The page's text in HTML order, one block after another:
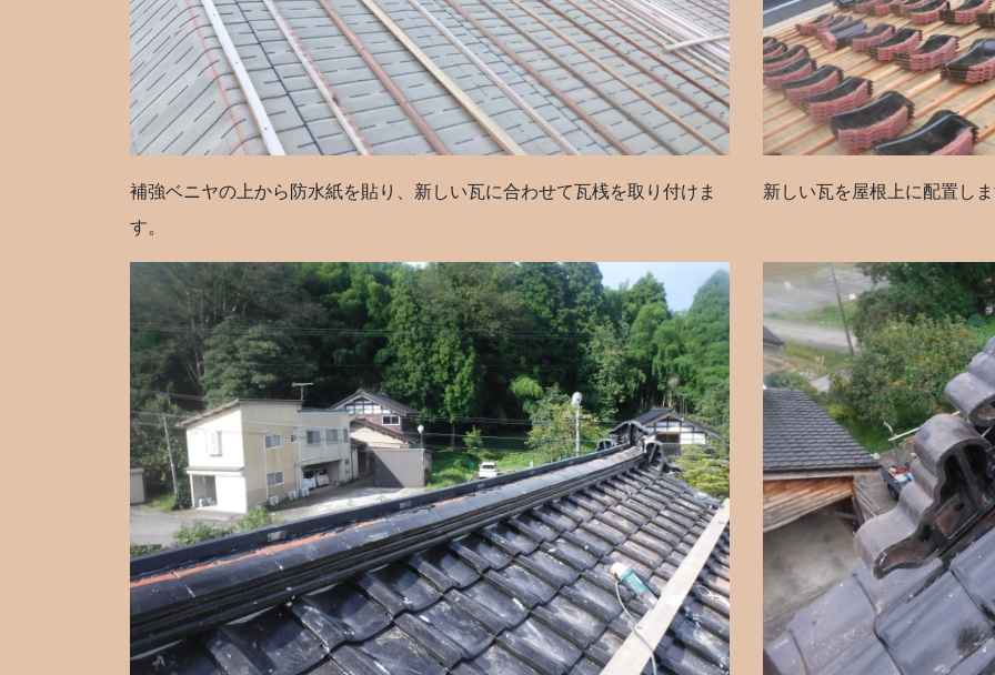
補強ベニヤの上から防水紙を貼り、新しい瓦に合わせて瓦桟を取り付けま
す。
新しい瓦を屋根上に配置し